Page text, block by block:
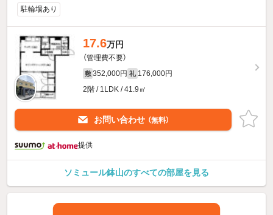
駐輪場あり
17.6万円
（管理費不要）
敷 352,000円 礼 176,000円
2階 / 1LDK / 41.9㎡
お問い合わせ （無料）
提供
ソミュール鉢山のすべての部屋を見る